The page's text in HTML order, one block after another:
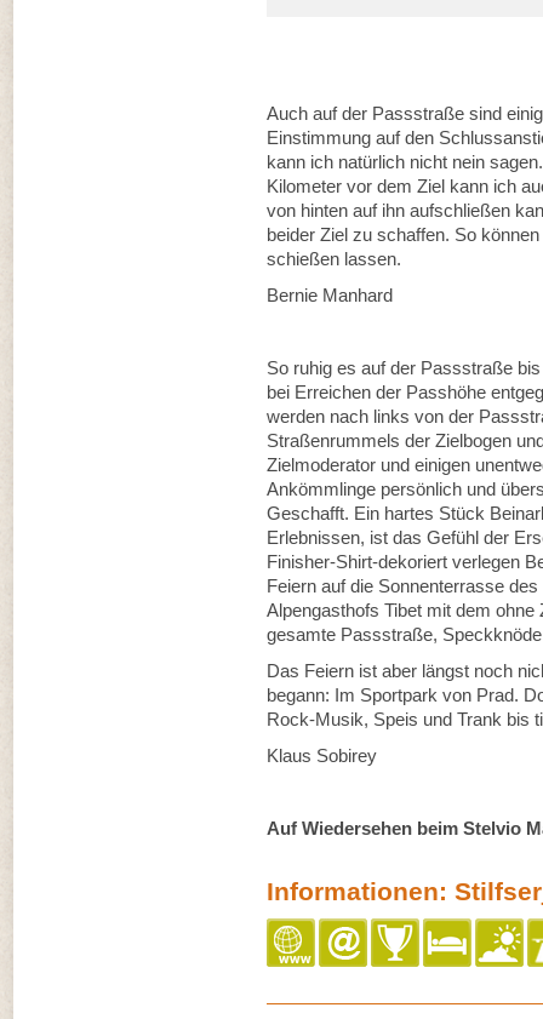
Auch auf der Passstraße sind
Einstimmung auf den
kann ich natürlich nicht nein
Kilometer vor dem Ziel kann ich
von hinten auf ihn aufschließen
beider Ziel zu schaffen. So
schießen lassen.
Bernie Manhard
So ruhig es auf der Passstraße
bei Erreichen der Passhöhe
werden nach links von der
Straßenrummels der Zielbogen
Zielmoderator und einigen
Ankömmlinge persönlich und
Geschafft. Ein hartes Stück
Erlebnissen, ist das Gefühl der
Finisher-Shirt-dekoriert verlegen
Feiern auf die Sonnenterrasse
Alpengasthofs Tibet mit dem
gesamte Passstraße,
Das Feiern ist aber längst noch
begann: Im Sportpark von Prad.
Rock-Musik, Speis und Trank bis
Klaus Sobirey
Auf Wiedersehen beim Stelvio
Informationen: